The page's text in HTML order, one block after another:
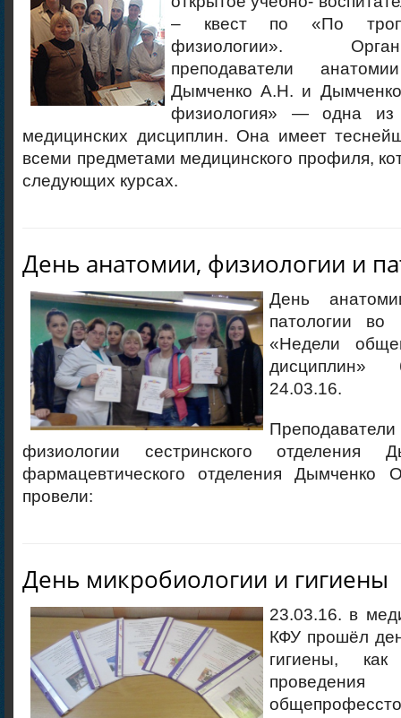
– квест по «По
физиологии».
преподаватели
Дымченко А.Н. и
физиология» — одна из
медицинских дисциплин. Она имеет
всеми предметами медицинского профиля,
следующих курсах.
День анатомии, физиологии и
День
патологии во
«Недели
дисциплин»
24.03.16.
физиологии сестринского
фармацевтического отделения Дымченко
провели:
День микробиологии и гигиены
23.03.16. в
КФУ прошёл
гигиены,